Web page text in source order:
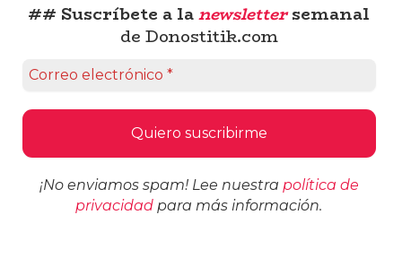
## Suscríbete a lanewslettersemanal
de Donostitik.com
¡No enviamos spam! Lee nuestra política de
privacidad para más información.